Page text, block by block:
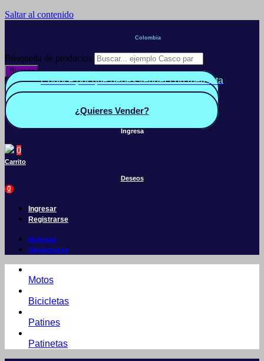
Saltar al contenido
Colombia
Búsqueda de productos
Buscar
Conoce por qué debes vender con mercleta
Quiero Vender
¿Quieres Vender?
Ingresa
0
Carrito
Deseos
0
Ingresar
Registrarse
Ingresar
Registrarse
Motos
Bicicletas
Patines
Patinetas